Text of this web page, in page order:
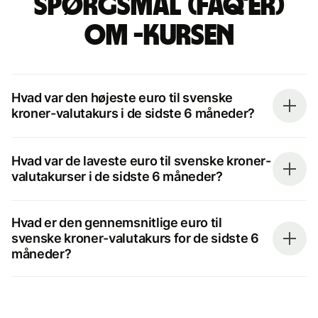
spørgsmål (FAQ'er)
om -kursen
Hvad var den højeste euro til svenske
kroner-valutakurs i de sidste 6 måneder?
Hvad var de laveste euro til svenske kroner-
valutakurser i de sidste 6 måneder?
Hvad er den gennemsnitlige euro til
svenske kroner-valutakurs for de sidste 6
måneder?